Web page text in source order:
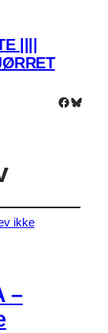
||||
–